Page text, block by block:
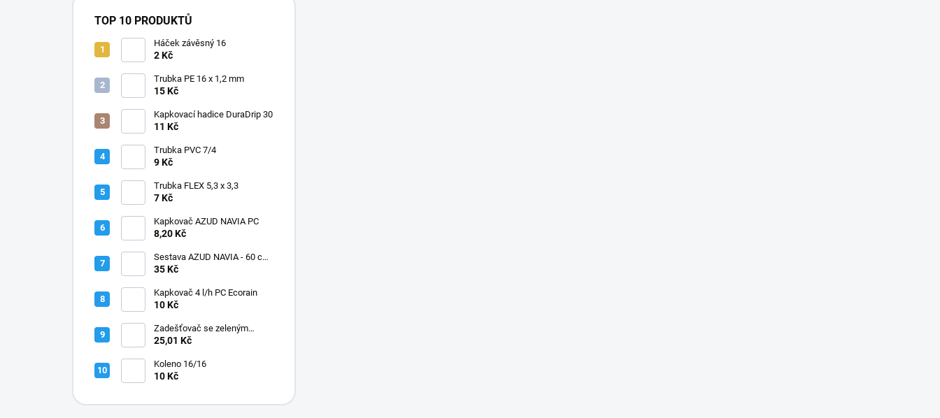
TOP 10 PRODUKTŮ
Háček závěsný 16
2 Kč
Trubka PE 16 x 1,2 mm
15 Kč
Kapkovací hadice DuraDrip 30
11 Kč
Trubka PVC 7/4
9 Kč
Trubka FLEX 5,3 x 3,3
7 Kč
Kapkovač AZUD NAVIA PC
8,20 Kč
Sestava AZUD NAVIA - 60 cm,
jehly zahnuté
35 Kč
Kapkovač 4 l/h PC Ecorain
10 Kč
Zadešťovač se zeleným
rotorem a žlutou tryskou
25,01 Kč
Koleno 16/16
10 Kč